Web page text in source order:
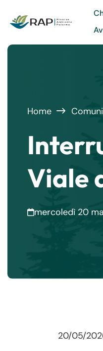
Home
Viale
mercoledì 20
20/05/